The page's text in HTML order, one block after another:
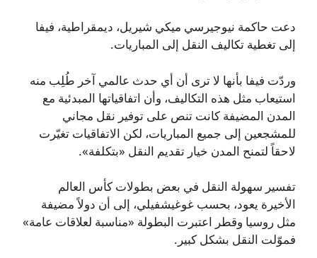
دعت حاكمة نيوجيرسي ميكي شيريل، ديمقراطية، فيفا
إلى تغطية تكاليف النقل إلى المباريات.
وردّت فيفا بأنها لا ترى أن أي حدث عالمي آخر طُلِب منه
استيعاب مثل هذه التكاليف، وأن اتفاقياتها المبدئية مع
المدن المضيفة كانت تنص على توفير نقل مجاني
للمشجعين إلى جميع المباريات، لكن الاتفاقيات تغيّرت
لاحقاً لتمنح المدن خيار تقديم النقل «بتكلفة».
تفسير سهولة النقل في بعض بطولات كأس العالم
الأخيرة يعود، بحسب غوغيشفيلي، إلى أن دولاً مضيفة
مثل روسيا وقطر اعتبرت البطولة «مناسبة لعلاقات عامة»
فموّلت النقل بشكل كبير.